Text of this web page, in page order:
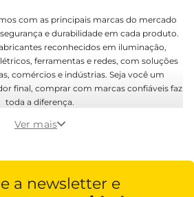
com as principais marcas do mercado
e durabilidade em cada produto.
reconhecidos em iluminação,
ferramentas e redes, com soluções
comércios e indústrias. Seja você um
final, comprar com marcas confiáveis faz
toda a diferença.
Ver mais
a newsletter e